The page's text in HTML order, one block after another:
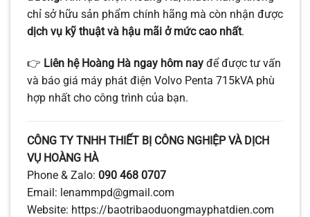
chỉ sở hữu sản phẩm chính hãng mà còn nhận được
dịch vụ kỹ thuật và hậu mãi ở mức cao nhất.
👉 Liên hệ Hoàng Hà ngay hôm nay để được tư vấn
và báo giá máy phát điện Volvo Penta 715kVA phù
hợp nhất cho công trình của bạn.
CÔNG TY TNHH THIẾT BỊ CÔNG NGHIỆP VÀ DỊCH
VỤ HOÀNG HÀ
Phone & Zalo: 090 468 0707
Email: lenammpd@gmail.com
Website: https://baotribaoduongmayphatdien.com